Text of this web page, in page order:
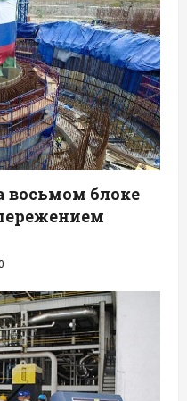
восьмом блоке